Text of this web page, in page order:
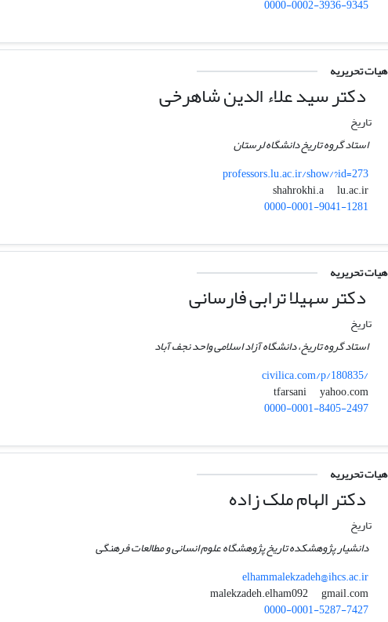
0000-0002-3936-9345
هیات تحریریه
دکتر سید علاء الدین شاهرخی
تاریخ
استاد گروه تاریخ دانشگاه لرستان
professors.lu.ac.ir/show/?id=273
lu.ac.ir
0000-0001-9041-1281
هیات تحریریه
دکتر سهیلا ترابی فارسانی
تاریخ
استاد گروه تاریخ، دانشگاه آزاد اسلامی واحد نجف آباد
civilica.com/p/180835/
yahoo.com
0000-0001-8405-2497
هیات تحریریه
دکتر الهام ملک زاده
تاریخ
دانشیار پژوهشکده تاریخ پژوهشگاه علوم انسانی و مطالعات فرهنگی
elhammalekzadeh@ihcs.ac.ir
gmail.com
0000-0001-5287-7427